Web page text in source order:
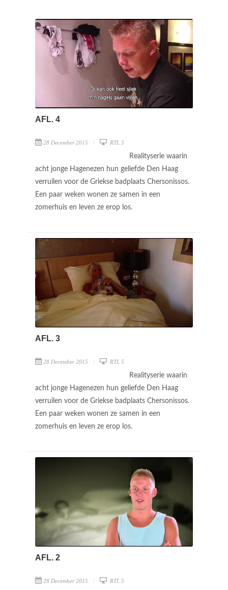
AFL. 4
28 December 2015 RTL 5
Realityserie waarin
acht jonge Hagenezen hun geliefde Den Haag
verruilen voor de Griekse badplaats Chersonissos.
Een paar weken wonen ze samen in een
zomerhuis en leven ze erop los.
AFL. 3
28 December 2015 RTL 5
Realityserie waarin
acht jonge Hagenezen hun geliefde Den Haag
verruilen voor de Griekse badplaats Chersonissos.
Een paar weken wonen ze samen in een
zomerhuis en leven ze erop los.
AFL. 2
28 December 2015 RTL 5